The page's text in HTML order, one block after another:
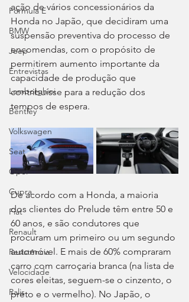
Fórmula E
BMW
Jeep
Entrevistas
Lamborghini
Bentley
Volkswagen
Seat
Opel
Cupra
Fiat
Renault
Resistência
Velocidade
Ralis
ação de vários concessionários da
Honda no Japão, que decidiram uma
suspensão preventiva do processo de
encomendas, com o propósito de
permitirem aumento importante da
capacidade de produção que
contribuísse para a redução dos
tempos de espera.
De acordo com a Honda, a maioria
dos clientes do Prelude têm entre 50 e
60 anos, e são condutores que
procuram um primeiro ou um segundo
automóvel. E mais de 60% compraram
carro com carroçaria branca (na lista de
cores eleitas, seguem-se o cinzento, o
preto e o vermelho). No Japão, o